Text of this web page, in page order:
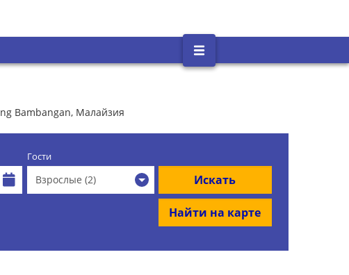
Bambangan, Малайзия
Гости
Взрослые (2) Искать
Найти на карте